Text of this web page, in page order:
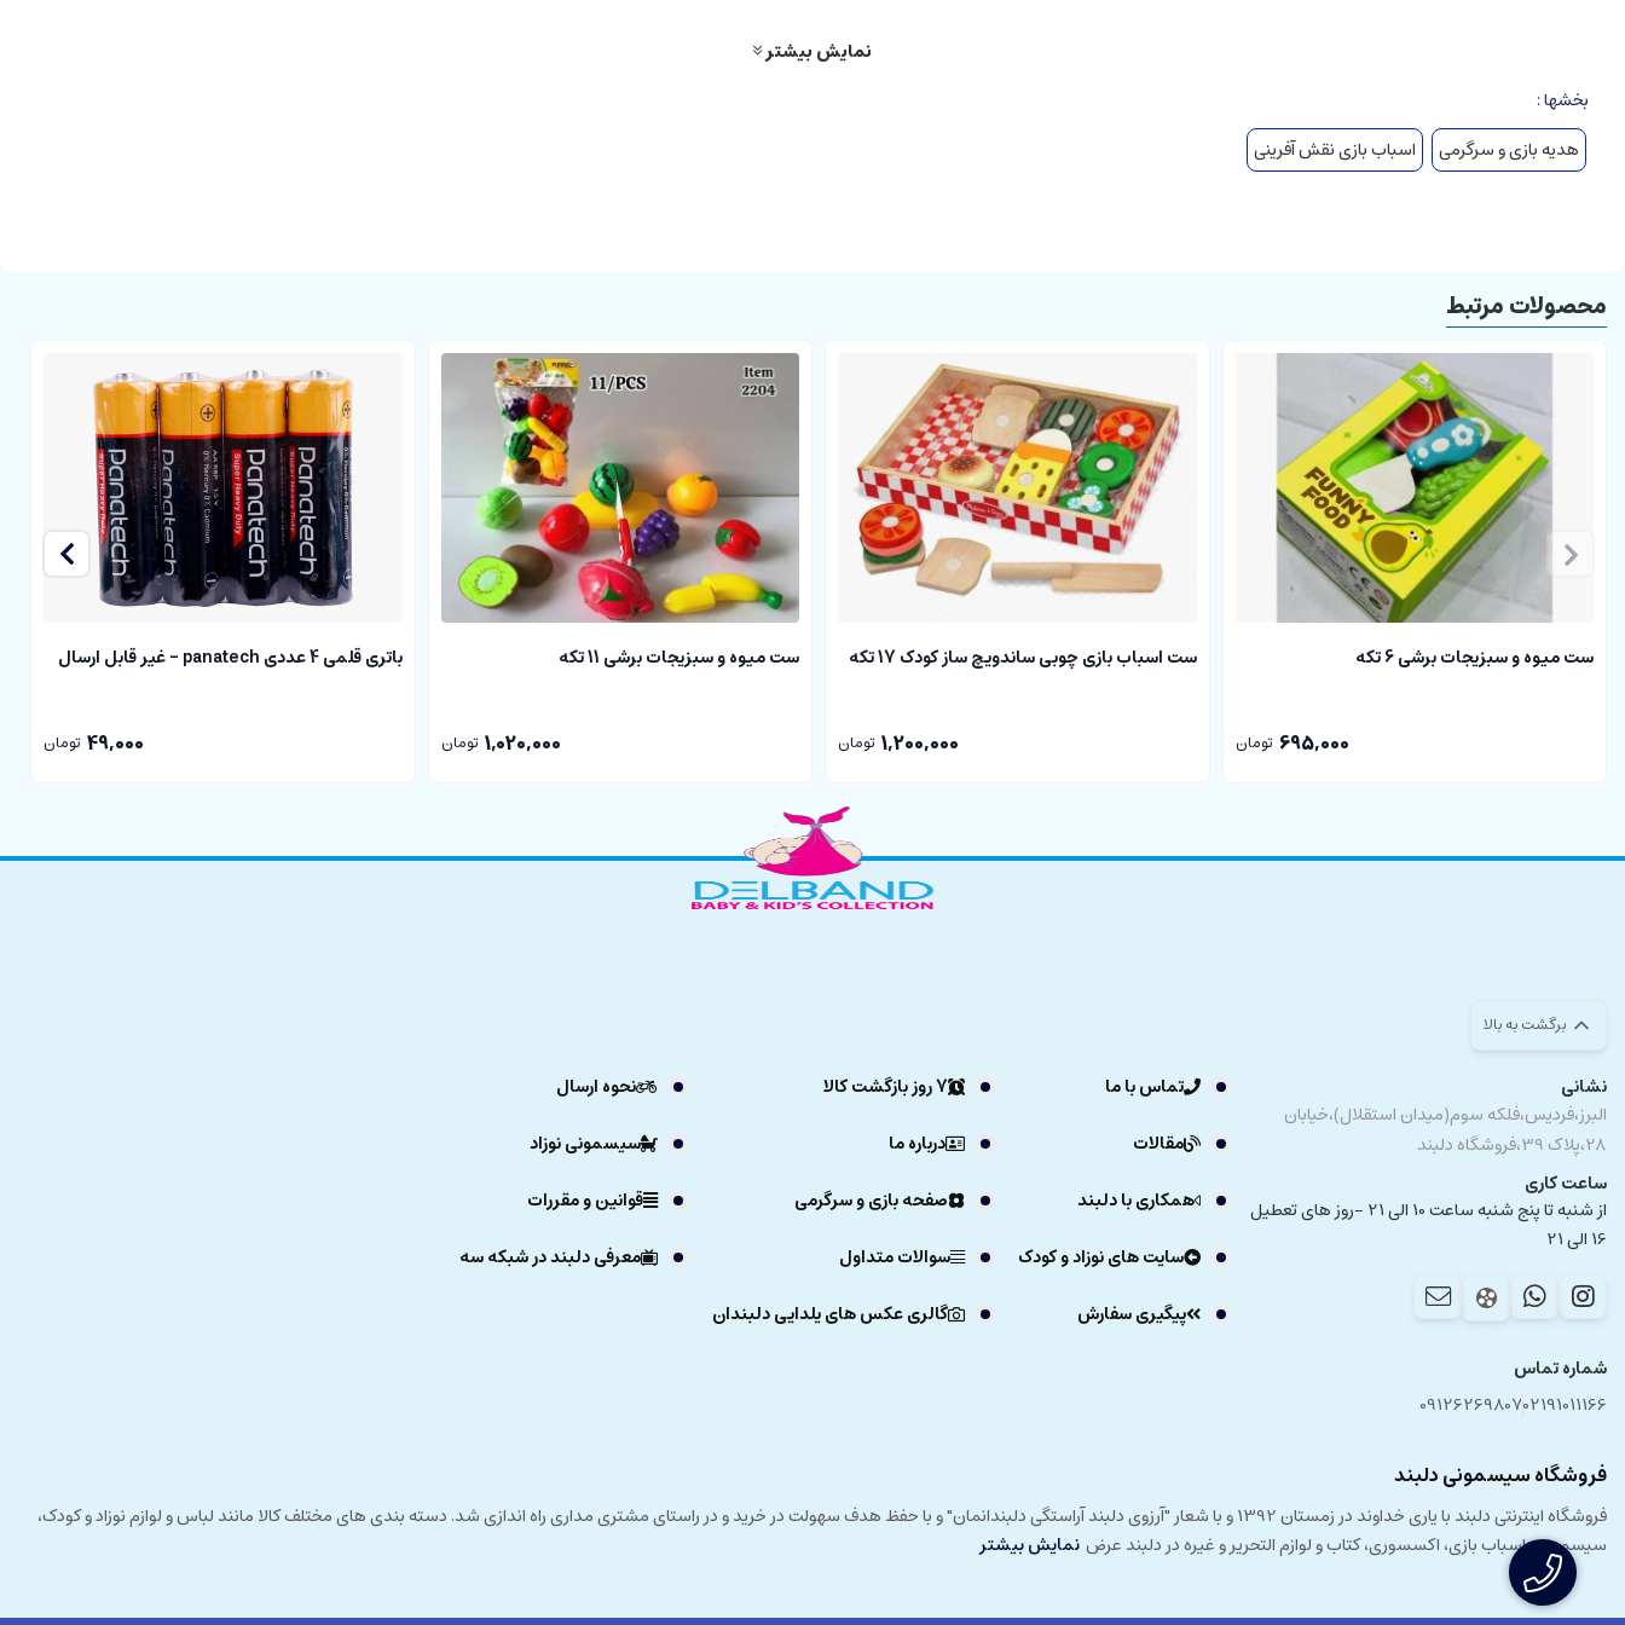
لباس پرنسس همراه با یک دستکش و تل سری است که روی آن گل های زیبایی چسبانده شده است. روی سینه لباس پولک دوزی است و دور کمر لباس با ساتن سفیدی پوشیده شده که جلوه زیبایی به لباس داده است.
نمایش بیشتر
بخشها :
هدیه بازی و سرگرمی
اسباب بازی نقش آفرینی
محصولات مرتبط
ست میوه و سبزیجات برشی 6 تکه
695,000 تومان
ست اسباب بازی چوبی ساندویچ ساز کودک 17 تکه
1,200,000 تومان
ست میوه و سبزیجات برشی 11 تکه
1,020,000 تومان
باتری قلمی 4 عددی panatech - غیر قابل ارسال
49,000 تومان
برگشت به بالا
نشانی
البرز،فردیس،فلکه سوم(میدان استقلال)،خیابان
28،پلاک 39،فروشگاه دلبند
ساعت کاری
از شنبه تا پنج شنبه ساعت 10 الی 21 -روز های تعطیل
16 الی 21
شماره تماس
02191011166
09126269807
تماس با ما 7 روز بازگشت کالا
نحوه ارسال
مقالات
درباره ما
سیسمونی نوزاد
همکاری با دلبند
صفحه بازی و سرگرمی
قوانین و مقررات
سایت های نوزاد و کودک
سوالات متداول
معرفی دلبند در شبکه سه
پیگیری سفارش
گالری عکس های یلدایی دلبندان
فروشگاه سیسمونی دلبند
فروشگاه اینترنتی دلبند با یاری خداوند در زمستان 1392 و با شعار "آرزوی دلبند آراستگی دلبندانمان" و با حفظ هدف سهولت در خرید و در راستای مشتری مداری راه اندازی شد. دسته بندی های مختلف کالا مانند لباس و لوازم نوزاد و کودک،
سیسمونی، اسباب بازی، اکسسوری، کتاب و لوازم التحریر و غیره در دلبند عرض نمایش بیشتر